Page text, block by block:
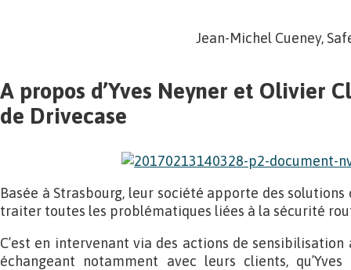
Jean-Michel Cueney,
A propos d’Yves Neyner et Olivier
de Drivecase
Basée à Strasbourg, leur société apporte des
traiter toutes les problématiques liées à la sécurité
C’est en intervenant via des actions de
échangeant notamment avec leurs clients,